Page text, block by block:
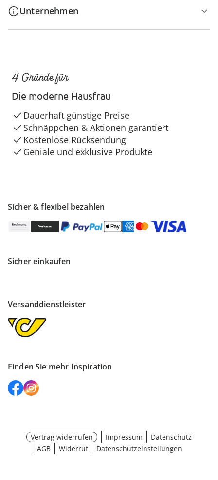
Unternehmen
Sicher & flexibel bezahlen
Sicher einkaufen
Versanddienstleister
Finden Sie mehr Inspiration
4 Gründe für
Die moderne Hausfrau
Dauerhaft günstige Preise
Schnäppchen & Aktionen garantiert
Kostenlose Rücksendung
Geniale und exklusive Produkte
Vertrag widerrufen Impressum
Datenschutz
AGB
Widerruf Datenschutzeinstellungen